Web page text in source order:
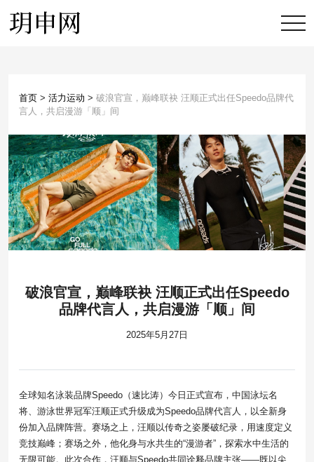
首页 > 活力运动 > 破浪官宣，巅峰联袂 汪顺正式出任Speedo品牌代
言人，共启漫游「顺」间
破浪官宣，巅峰联袂 汪顺正式出任Speedo
品牌代言人，共启漫游「顺」间
2025年5月27日
全球知名泳装品牌Speedo（速比涛）今日正式宣布，中国泳坛名
将、游泳世界冠军汪顺正式升级成为Speedo品牌代言人，以全新身
份加入品牌阵营。赛场之上，汪顺以传奇之姿屡破纪录，用速度定义
竞技巅峰；赛场之外，他化身与水共生的“漫游者”，探索水中生活的
无限可能。此次合作，汪顺与Speedo共同诠释品牌主张——既以尖